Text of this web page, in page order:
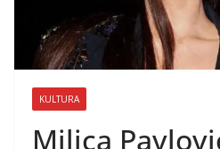
KULTURA
Milica